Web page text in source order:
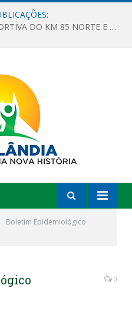
OBRAS DA QUADRA POLIESPORTIVA DO KM 85 NORTE E DA ESCOLA GASPAR VIANA AVANÇAM
Boletim Epidemiológico
0